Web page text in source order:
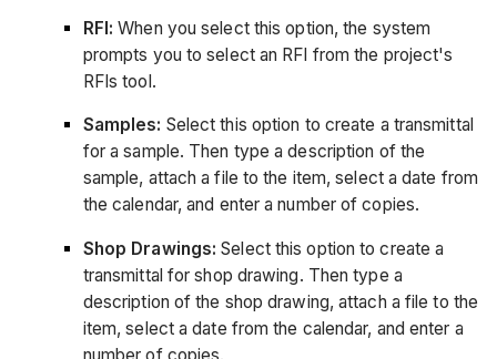
RFI: When you select this option, the system
prompts you to select an RFI from the project's
RFIs tool.
Samples: Select this option to create a transmittal
for a sample. Then type a description of the
sample, attach a file to the item, select a date from
the calendar, and enter a number of copies.
Shop Drawings: Select this option to create a
transmittal for shop drawing. Then type a
description of the shop drawing, attach a file to the
item, select a date from the calendar, and enter a